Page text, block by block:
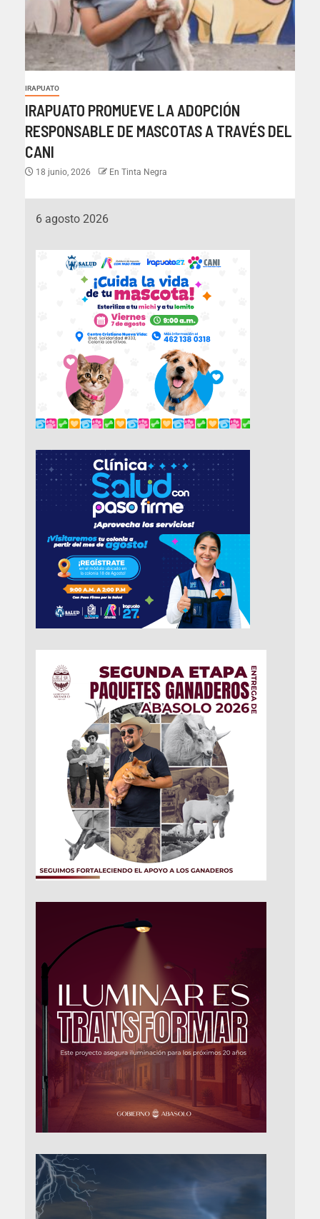
IRAPUATO
IRAPUATO PROMUEVE LA ADOPCIÓN
RESPONSABLE DE MASCOTAS A TRAVÉS DEL
CANI
18 junio, 2026 En Tinta Negra
6 agosto 2026